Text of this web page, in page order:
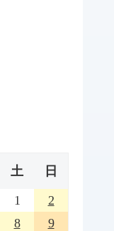
土 日
1
2
8
9